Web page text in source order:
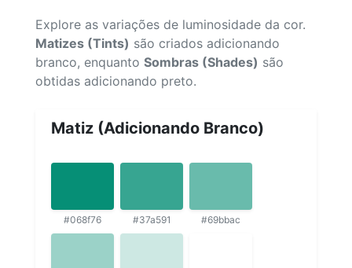
Explore as variações de luminosidade da cor.
Matizes (Tints) são criados adicionando
branco, enquanto Sombras (Shades) são
obtidas adicionando preto.
Matiz (Adicionando Branco)
#068f76 #37a591 #69bbac